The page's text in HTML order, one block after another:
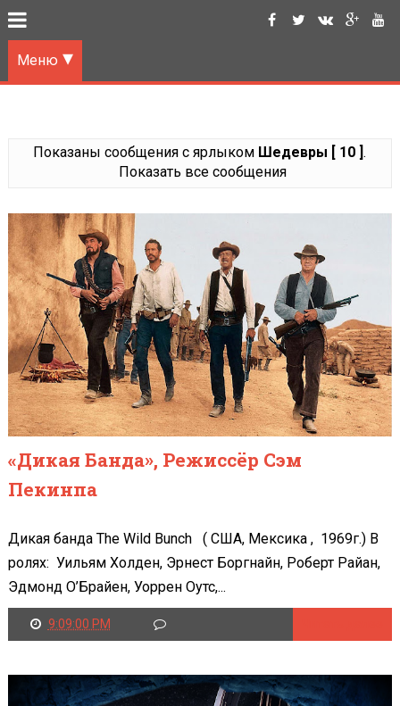
Меню
Показаны сообщения с ярлыком Шедевры [ 10 ] .
Показать все сообщения
«Дикая Банда», Режиссёр Сэм
Пекинпа
Дикая банда The Wild Bunch ( США, Мексика , 1969г.) В
ролях: Уильям Холден, Эрнест Боргнайн, Роберт Райан,
Эдмонд О’Брайен, Уоррен Оутс,...
9:09:00 PM